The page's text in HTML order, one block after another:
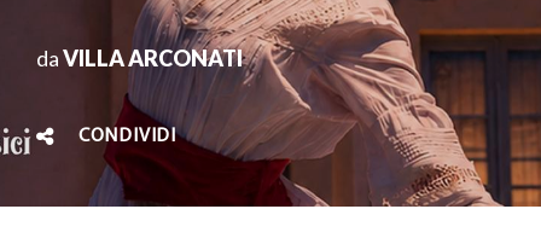
daVILLA ARCONATI
CONDIVIDI